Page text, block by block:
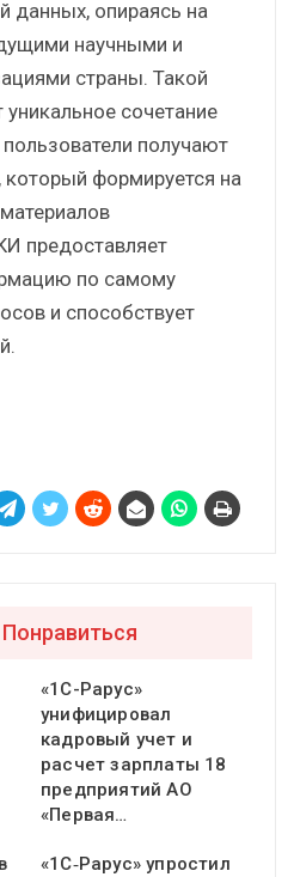
данных, опираясь на
научными и
страны. Такой
сочетание
получают
формируется на
предоставляет
по самому
и способствует
«1С-Рарус»
унифицировал
кадровый учет и
расчет зарплаты 18
предприятий АО
«Первая…
«1С‑Рарус» упростил